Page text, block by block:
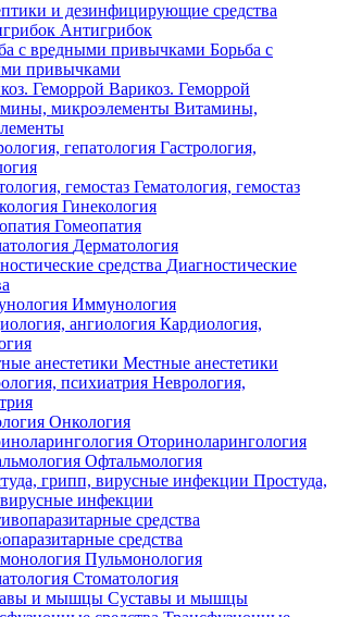
и дезинфицирующие средства
Антигрибок
Борьба с
привычками
Варикоз. Геморрой
Витамины,
Гастрология,
Гематология, гемостаз
Гинекология
Гомеопатия
Дерматология
Диагностические
Иммунология
Кардиология,
Местные анестетики
Неврология,
Онкология
Оториноларингология
Офтальмология
Простуда,
инфекции
средства
Пульмонология
Стоматология
Суставы и мышцы